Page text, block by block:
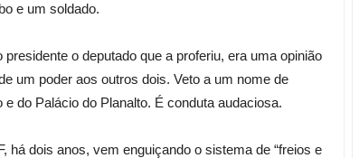
e um soldado.
o deputado que a proferiu, era uma opinião
um poder aos outros dois. Veto a um nome de
do Palácio do Planalto. É conduta audaciosa.
há dois anos, vem enguiçando o sistema de “freios e